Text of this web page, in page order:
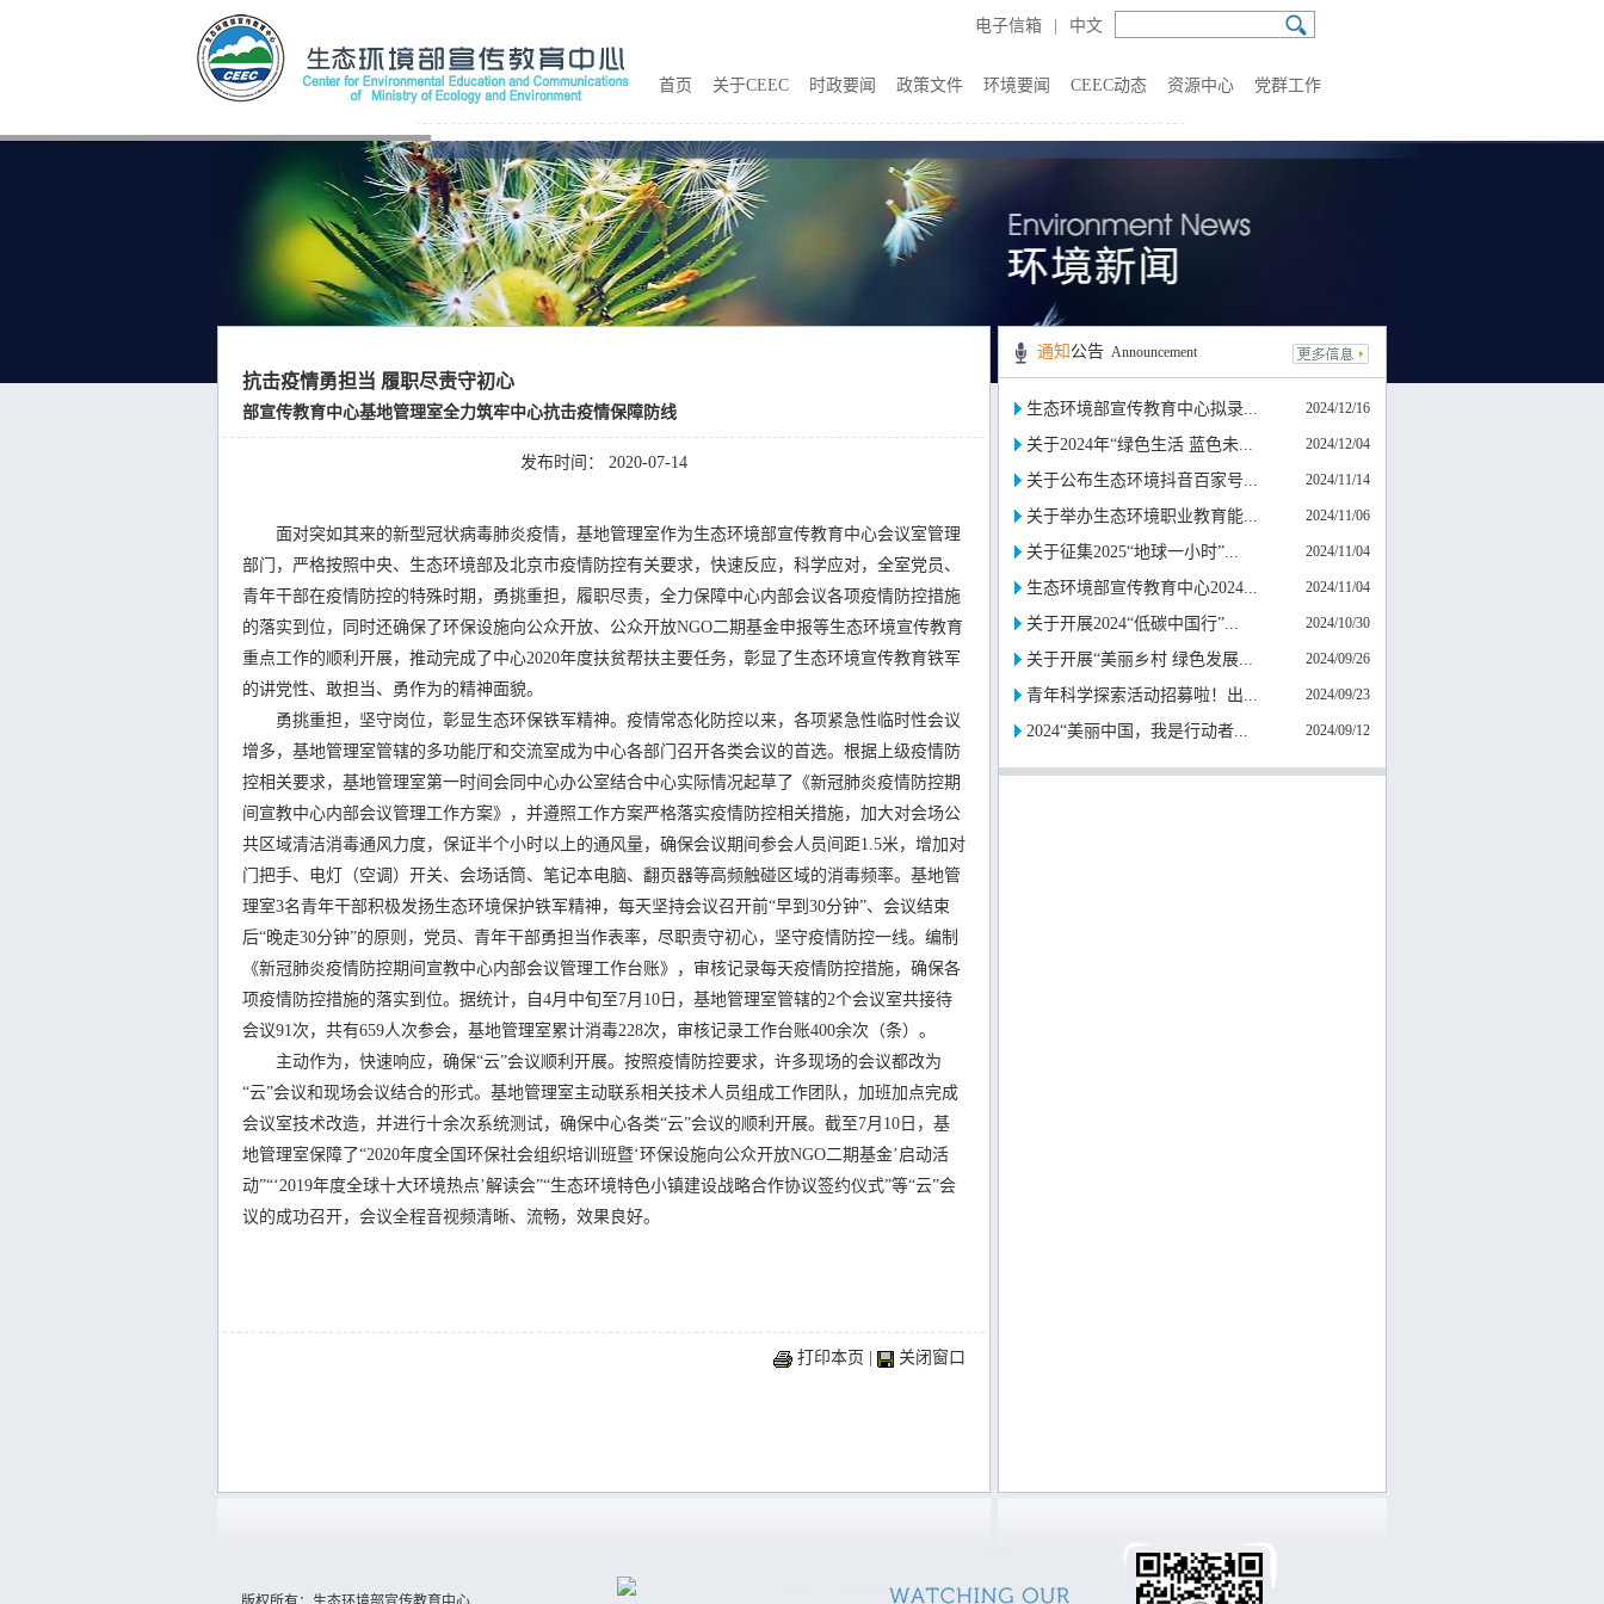
电子信箱 中文
首页 关于CEEC 时政要闻 政策文件 环境要闻 CEEC动态 资源中心 党群工作
抗击疫情勇担当 履职尽责守初心
部宣传教育中心基地管理室全力筑牢中心抗击疫情保障防线
发布时间： 2020-07-14
面对突如其来的新型冠状病毒肺炎疫情，基地管理室作为生态环境部宣传教育中心会议室管理
部门，严格按照中央、生态环境部及北京市疫情防控有关要求，快速反应，科学应对，全室党员、
青年干部在疫情防控的特殊时期，勇挑重担，履职尽责，全力保障中心内部会议各项疫情防控措施
的落实到位，同时还确保了环保设施向公众开放、公众开放NGO二期基金申报等生态环境宣传教育
重点工作的顺利开展，推动完成了中心2020年度扶贫帮扶主要任务，彰显了生态环境宣传教育铁军
的讲党性、敢担当、勇作为的精神面貌。
勇挑重担，坚守岗位，彰显生态环保铁军精神。疫情常态化防控以来，各项紧急性临时性会议
增多，基地管理室管辖的多功能厅和交流室成为中心各部门召开各类会议的首选。根据上级疫情防
控相关要求，基地管理室第一时间会同中心办公室结合中心实际情况起草了《新冠肺炎疫情防控期
间宣教中心内部会议管理工作方案》，并遵照工作方案严格落实疫情防控相关措施，加大对会场公
共区域清洁消毒通风力度，保证半个小时以上的通风量，确保会议期间参会人员间距1.5米，增加对
门把手、电灯（空调）开关、会场话筒、笔记本电脑、翻页器等高频触碰区域的消毒频率。基地管
理室3名青年干部积极发扬生态环境保护铁军精神，每天坚持会议召开前“早到30分钟”、会议结束
后“晚走30分钟”的原则，党员、青年干部勇担当作表率，尽职责守初心，坚守疫情防控一线。编制
《新冠肺炎疫情防控期间宣教中心内部会议管理工作台账》，审核记录每天疫情防控措施，确保各
项疫情防控措施的落实到位。据统计，自4月中旬至7月10日，基地管理室管辖的2个会议室共接待
会议91次，共有659人次参会，基地管理室累计消毒228次，审核记录工作台账400余次（条）。
主动作为，快速响应，确保“云”会议顺利开展。按照疫情防控要求，许多现场的会议都改为
“云”会议和现场会议结合的形式。基地管理室主动联系相关技术人员组成工作团队，加班加点完成
会议室技术改造，并进行十余次系统测试，确保中心各类“云”会议的顺利开展。截至7月10日，基
地管理室保障了“2020年度全国环保社会组织培训班暨‘环保设施向公众开放NGO二期基金’启动活
动”“‘2019年度全球十大环境热点’解读会”“生态环境特色小镇建设战略合作协议签约仪式”等“云”会
议的成功召开，会议全程音视频清晰、流畅，效果良好。
打印本页 关闭窗口
通知 公告 Announcement
2024/12/16
生态环境部宣传教育中心拟录...
2024/12/04
关于2024年“绿色生活 蓝色未...
2024/11/14
关于公布生态环境抖音百家号...
2024/11/06
关于举办生态环境职业教育能...
2024/11/04
关于征集2025“地球一小时”...
2024/11/04
生态环境部宣传教育中心2024...
2024/10/30
关于开展2024“低碳中国行”...
2024/09/26
关于开展“美丽乡村 绿色发展...
2024/09/23
青年科学探索活动招募啦！出...
2024/09/12
2024“美丽中国，我是行动者...